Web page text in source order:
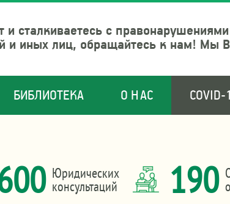
и сталкиваетесь с
и иных лиц, обращайтесь к нам! Мы
БИБЛИОТЕКА О НАС COVID-
Юридических
консультаций 190